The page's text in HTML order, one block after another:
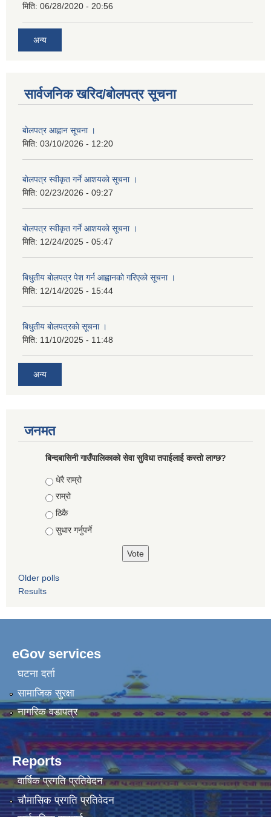
मिति: 06/28/2020 - 20:56
अन्य
सार्वजनिक खरिद/बोलपत्र सूचना
बाेलपत्र आह्वान सूचना ।
मिति: 03/10/2026 - 12:20
बाेलपत्र स्वीकृत गर्ने आशयकाे सूचना ।
मिति: 02/23/2026 - 09:27
बाेलपत्र स्वीकृत गर्ने आशयकाे सूचना ।
मिति: 12/24/2025 - 05:47
बिधुतीय बाेलपत्र पेश गर्न आह्वानको गरिएकाे सूचना ।
मिति: 12/14/2025 - 15:44
बिधुतीय बाेलपत्रकाे सूचना ।
मिति: 11/10/2025 - 11:48
अन्य
जनमत
बिन्दबासिनी गाउँपालिकाको सेवा सुविधा तपाईलाई कस्तो लाग्छ?
Choices
धेरै राम्रो
राम्रो
ठिकै
सुधार गर्नुपर्ने
Older polls
Results
eGov services
घटना दर्ता
सामाजिक सुरक्षा
नागरिक वडापत्र
Reports
वार्षिक प्रगति प्रतिवेदन
चौमासिक प्रगति प्रतिवेदन